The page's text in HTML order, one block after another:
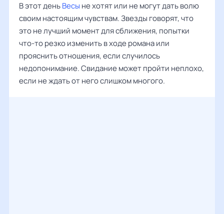
В этот деньВесы не хотят или не могут дать волю
своим настоящим чувствам. Звезды говорят, что
это не лучший момент для сближения, попытки
что-то резко изменить в ходе романа или
прояснить отношения, если случилось
недопонимание. Свидание может пройти неплохо,
если не ждать от него слишком многого.